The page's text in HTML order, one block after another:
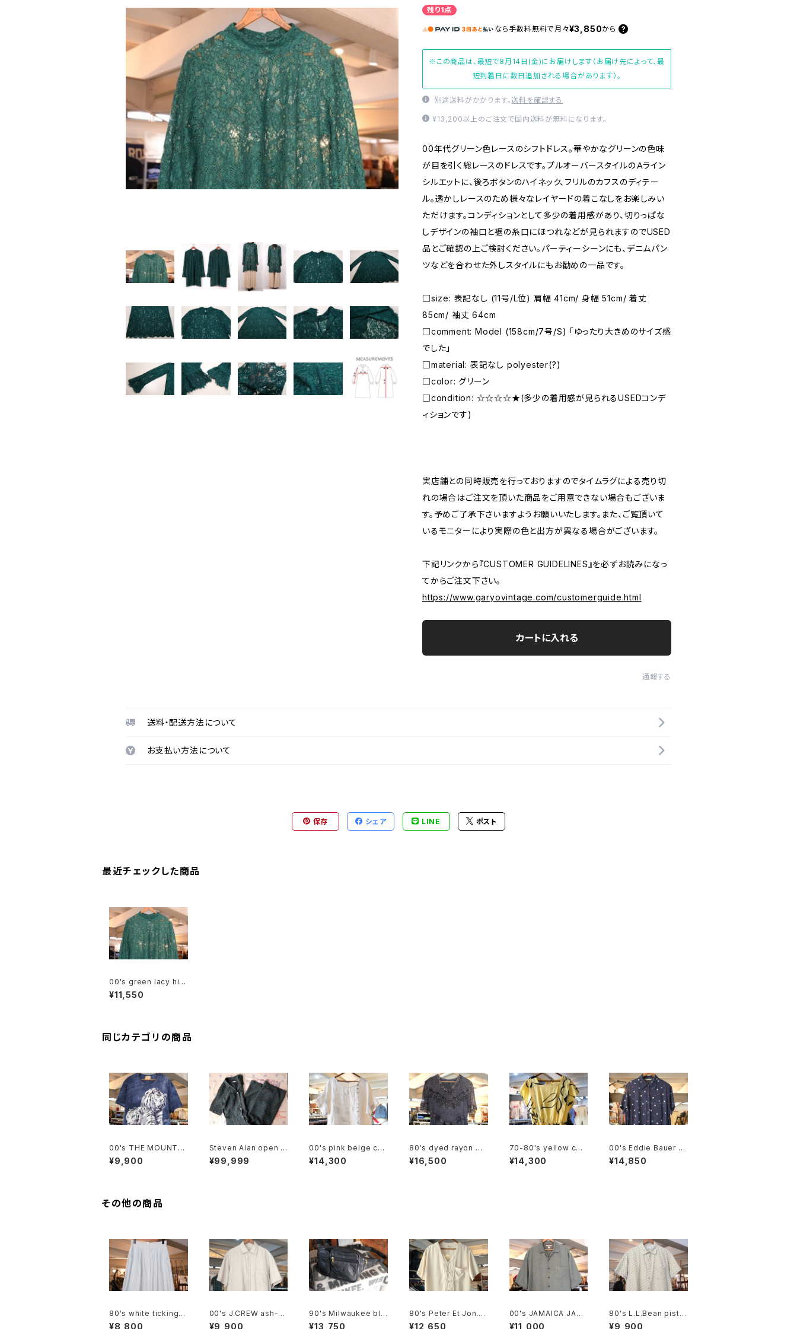
残り1点
なら 手数料無料で 月々¥3,850から
※この商品は、最短で8月14日(金)にお届けします（お届け先によって、最
短到着日に数日追加される場合があります）。
別途送料がかかります。送料を確認する
¥13,200以上のご注文で国内送料が無料になります。
00年代グリーン色レースのシフトドレス。華やかなグリーンの色味
が目を引く総レースのドレスです。プルオーバースタイルのＡライン
シルエットに、後ろボタンのハイネック、フリルのカフスのディテー
ル。透かしレースのため様々なレイヤードの着こなしをお楽しみい
ただけます。コンディションとして多少の着用感があり、切りっぱな
しデザインの袖口と裾の糸口にほつれなどが見られますのでUSED
品とご確認の上ご検討ください。パーティーシーンにも、デニムパン
ツなどを合わせた外しスタイルにもお勧めの一品です。
□size: 表記なし (11号/L位) 肩幅 41cm/ 身幅 51cm/ 着丈
85cm/ 袖丈 64cm
□comment: Model (158cm/7号/S) 「ゆったり大きめのサイズ感
でした」
□material: 表記なし polyester(?)
□color: グリーン
□condition: ☆☆☆☆★(多少の着用感が見られるUSEDコンデ
ィションです)
実店舗との同時販売を行っておりますのでタイムラグによる売り切
れの場合はご注文を頂いた商品をご用意できない場合もございま
す。予めご了承下さいますようお願いいたします。また、ご覧頂いて
いるモニターにより実際の色と出方が異なる場合がございます。
下記リンクから『CUSTOMER GUIDELINES』を必ずお読みになっ
てからご注文下さい。
https://www.garyovintage.com/customerguide.html
カートに入れる
通報する
送料・配送方法について
お支払い方法について
保存 シェア LINE ポスト
最近チェックした商品
00's green lacy hig
h-neck shift Dress
¥11,550
同じカテゴリの商品
00's THE MOUNTAI
N white tiger tie-dy
e tee Dress
¥9,900
Steven Alan open c
ollared Jumpsuit "g
reen"
¥99,999
00's pink beige cha
in stitched linen pul
lover Dress
¥14,300
80's dyed rayon me
sh sleeve long Dre
ss
¥16,500
70-80's yellow cott
on french sleeve bl
ouse Dress
¥14,300
00's Eddie Bauer b
ubble dot rayon shi
rt maxi Dress
¥14,850
その他の商品
80's white ticking s
triped cotton flared
¥8,800
00's J.CREW ash-b
eige linen Shirt
¥9,900
90's Milwaukee bla
ck all-leather fanny
¥13,750
80's Peter Et Jon. i
vory chinese-butto
¥12,650
00's JAMAICA JAXX
navy-green jacquar
¥11,000
80's L.L.Bean pista
chio calico cotton b
¥9,900